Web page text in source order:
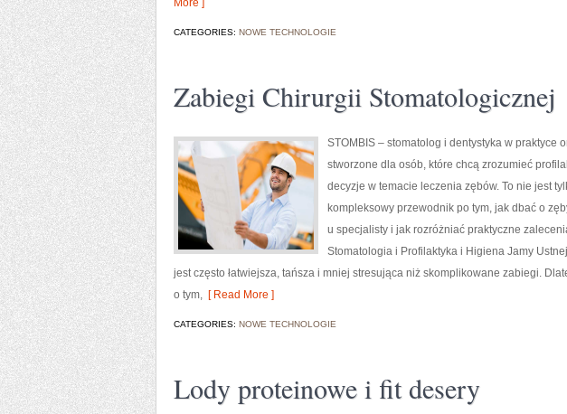
More ]
CATEGORIES: NOWE TECHNOLOGIE
Zabiegi Chirurgii Stomatologicznej
STOMBIS – stomatolog i dentystyka w praktyce
stworzone dla osób, które chcą zrozumieć
decyzje w temacie leczenia zębów. To nie jest
kompleksowy przewodnik po tym, jak dbać o
u specjalisty i jak rozróżniać praktyczne
Stomatologia i Profilaktyka i Higiena Jamy
jest często łatwiejsza, tańsza i mniej stresująca niż skomplikowane zabiegi.
o tym, [ Read More ]
CATEGORIES: NOWE TECHNOLOGIE
Lody proteinowe i fit desery